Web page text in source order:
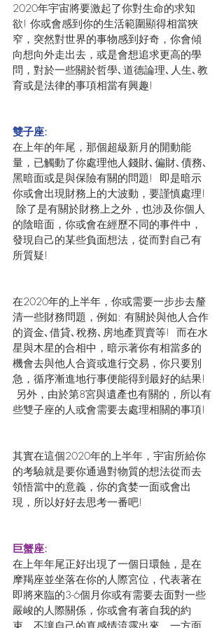
2020年宇宙將要激起了你對生命的求知
欲! 你或會感到你的生活範圍顯得相當狹
窄，突然對世界的事物感到好奇，你會傾
向想向外走出去，或是會想追求更高的學
問，對於一些關於哲學､道德論理､人生､教
育或是法律的事項相當有興趣!
雙子座:
在上年的年尾，那個超級新月的開動能
量，已觸動了你處理他人錢財､偏財､債務､
黑暗面或是與保險有關的問題!  即是暗示
你或會出現財務上的大波動，要謹慎處理!
除了是有關於財務上之外，也涉及你個人
的陰暗面，你或會在經歷不同的事件中，
發現自己的某些負面想法，從而對自己有
所質疑!
在2020年的上半年，你或需要一步步去釐
清一些財務問題，例如: 有關於與他人合作
的資金､借貸､稅務､房地產買賣等!  而在水
星與木星的合相中，暗示著你有相當多的
機會去與他人合資或進行交易，你只要別
急，循序漸進地行事便能得到最好的結果!
另外，由於第8宮與遺產也有關的，所以有
些雙子座的人或會需要去處理相關的事項!
其實在這個2020年的上半年，宇宙所給你
的考驗就是要你通過對物質的想法從而去
領悟當中的意義，你的貪婪一面或會出
現，所以好好去思考一番吧!
巨蟹座:
在上年年尾正好出現了一個日環蝕，是在
摩羯座並坐落在你的人際宮位，代表著在
即將來臨的3-6個月你或有需要去面對一些
嚴峻的人際關係，你或會有著自我的約